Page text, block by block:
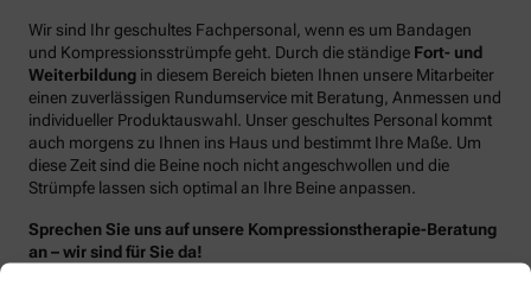
Wir sind Ihr geschultes Fachpersonal, wenn es um Bandagen
und Kompressionsstrümpfe geht. Durch die ständige Fort- und
Weiterbildung in diesem Bereich bieten Ihnen unsere Mitarbeiter
einen zuverlässigen Rundumservice mit Beratung, Anmessen und
individueller Produktauswahl. Unser geschultes Personal kommt
auch morgens zu Ihnen ins Haus und bestimmt Ihre Maße. Um
diese Zeit sind die Beine noch nicht angeschwollen und die
Strümpfe lassen sich optimal an Ihre Beine anpassen.
Sprechen Sie uns auf unsere Kompressionstherapie-Beratung
an – wir sind für Sie da!